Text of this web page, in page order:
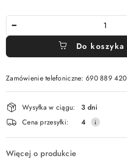
Do koszyka
Zamówienie telefoniczne: 690 889 420
Wyślij
Dostępność
i
dostawa
Wysyłka w ciągu:
3 dni
Cena przesyłki:
4
Więcej o produkcie